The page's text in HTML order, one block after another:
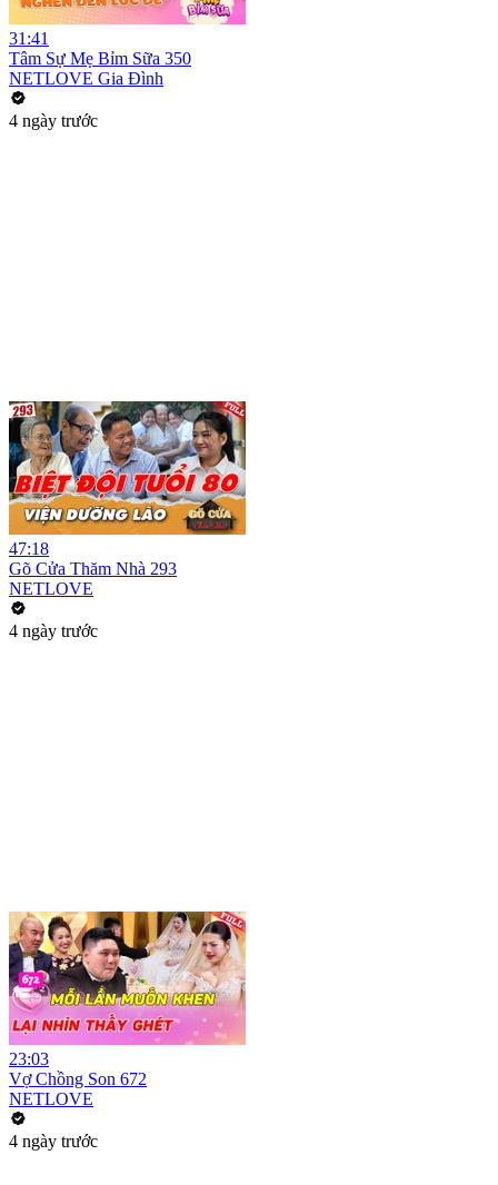
31:41
Tâm Sự Mẹ Bỉm Sữa 350
NETLOVE Gia Đình
4 ngày trước
47:18
Gõ Cửa Thăm Nhà 293
NETLOVE
4 ngày trước
23:03
Vợ Chồng Son 672
NETLOVE
4 ngày trước